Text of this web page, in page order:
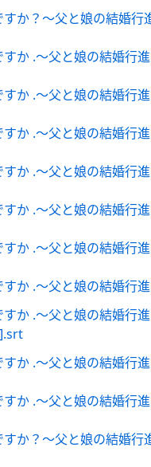
か？～父と娘の結婚
か .～父と娘の結婚行
か .～父と娘の結婚行
か .～父と娘の結婚行
か .～父と娘の結婚行
か .～父と娘の結婚行
か .～父と娘の結婚行
か .～父と娘の結婚行
か .～父と娘の結婚行
か .～父と娘の結婚行
か .～父と娘の結婚行
か？～父と娘の結婚行